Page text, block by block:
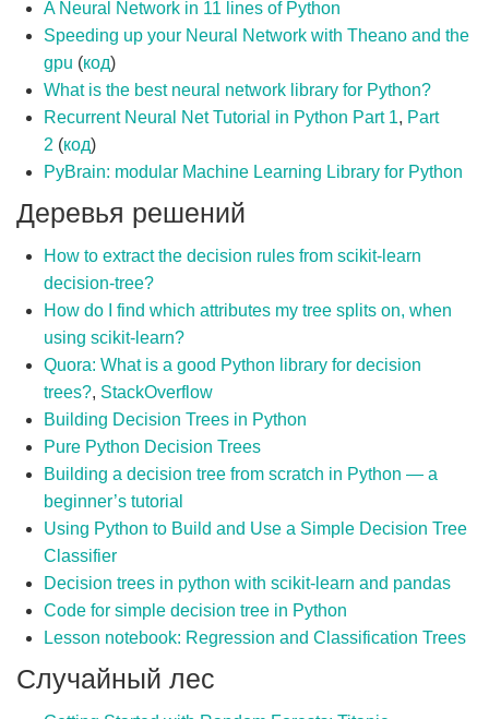
A Neural Network in 11 lines of Python
Speeding up your Neural Network with Theano and the
gpu (код)
What is the best neural network library for Python?
Recurrent Neural Net Tutorial in Python Part 1, Part
2 (код)
PyBrain: modular Machine Learning Library for Python
Деревья решений
How to extract the decision rules from scikit-learn
decision-tree?
How do I find which attributes my tree splits on, when
using scikit-learn?
Quora: What is a good Python library for decision
trees?, StackOverflow
Building Decision Trees in Python
Pure Python Decision Trees
Building a decision tree from scratch in Python — a
beginner’s tutorial
Using Python to Build and Use a Simple Decision Tree
Classifier
Decision trees in python with scikit-learn and pandas
Code for simple decision tree in Python
Lesson notebook: Regression and Classification Trees
Случайный лес